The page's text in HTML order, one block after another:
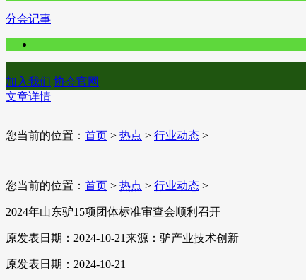
分会记事
加入我们 协会官网
文章详情
您当前的位置： 首页 > 热点 > 行业动态 >
您当前的位置： 首页 > 热点 > 行业动态 >
2024年山东驴15项团体标准审查会顺利召开
原发表日期：2024-10-21来源：驴产业技术创新
原发表日期：2024-10-21